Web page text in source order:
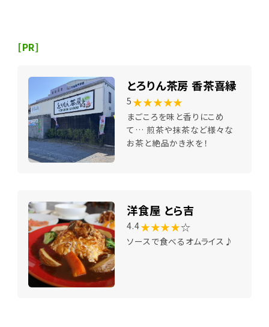
[PR]
とろりん茶房 香茶喜縁
5 ★★★★★
まごころを味と香りにこめ
て… 煎茶や抹茶など様々な
お茶と絶品かき氷を！
洋食屋 とら吉
4.4★★★★☆
ソースで食べるオムライス♪